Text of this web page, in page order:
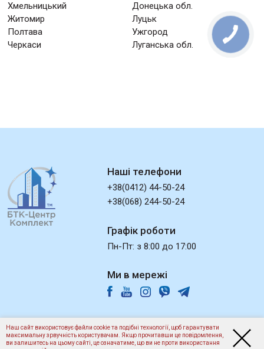
Хмельницький
Донецька обл.
Житомир
Луцьк
Полтава
Ужгород
Черкаси
Луганська обл.
Наші телефони
+38(0412) 44-50-24
+38(068) 244-50-24
Графік роботи
Пн-Пт: з 8:00 до 17:00
Ми в мережі
©2013-2026"БТК-Центр Комплект"- Всі права захищено.
Наш сайт використовує файли cookie та подібні технології, щоб гарантувати
максимальну зрвучність користувачам. Якщо прочитавши це повідомлення,
ви залишитесь на цьому сайті, це означатиме, що ви не проти використання